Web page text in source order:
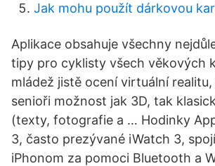
Jak mohu použít dárkovou
Aplikace obsahuje všechny
tipy pro cyklisty všech věkových
mládež jistě ocení virtuální realitu,
senioři možnost jak 3D, tak
(texty, fotografie a … Hodinky
3, často prezývané iWatch 3,
iPhonom za pomoci Bluetooth a